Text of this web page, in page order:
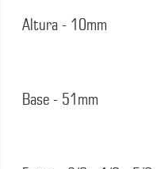
Altura - 10mm
Base - 51mm